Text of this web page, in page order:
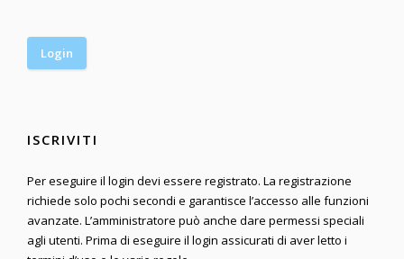
ISCRIVITI
Per eseguire il login devi essere registrato. La registrazione
richiede solo pochi secondi e garantisce l’accesso alle funzioni
avanzate. L’amministratore può anche dare permessi speciali
agli utenti. Prima di eseguire il login assicurati di aver letto i